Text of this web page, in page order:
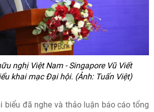
nghị Việt Nam - Singapore Vũ Viết
khai mạc Đại hội. (Ảnh: Tuấn Việt)
biểu đã nghe và thảo luận báo cáo tổng